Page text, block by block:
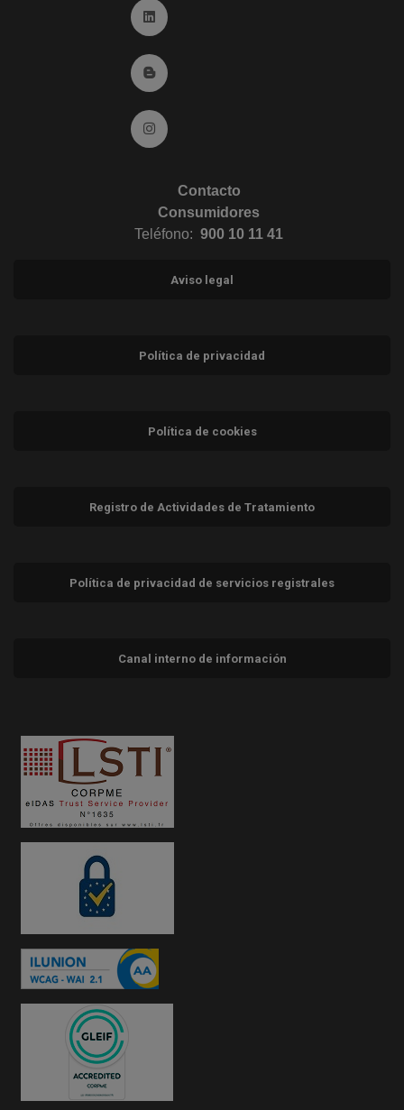
Ir a Linkedin (abre en ventana nueva)
Ir al Blog (abre en ventana nueva)
Ir a Instagram (abre en ventana nueva)
Contacto
Consumidores
Teléfono: 900 10 11 41
Aviso legal
Política de privacidad
Política de cookies
Registro de Actividades de Tratamiento
Política de privacidad de servicios registrales
Canal interno de información